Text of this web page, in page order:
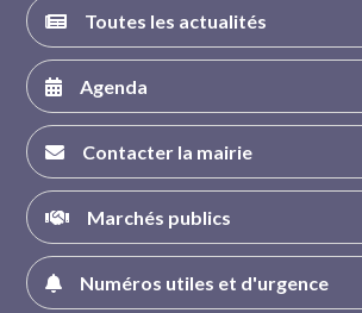
Toutes les actualités
Agenda
Contacter la mairie
Marchés publics
Numéros utiles et d'urgence